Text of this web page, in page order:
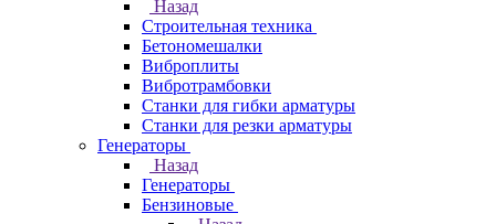
Назад
Строительная техника
Бетономешалки
Виброплиты
Вибротрамбовки
Станки для гибки арматуры
Станки для резки арматуры
Генераторы
Назад
Генераторы
Бензиновые